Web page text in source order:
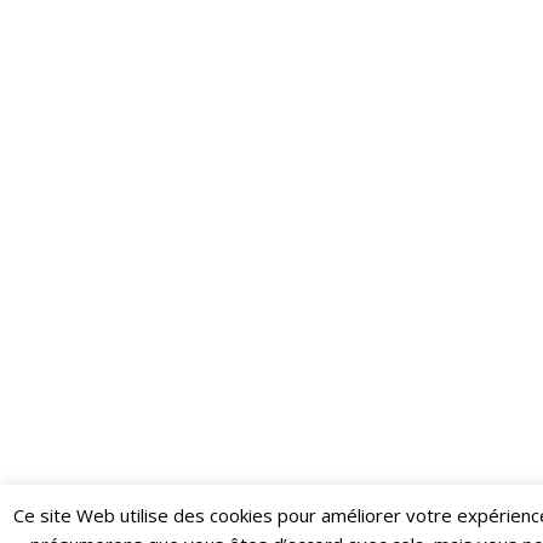
Restez informé·e des dernières actualités du Poing !
Ce site Web utilise des cookies pour améliorer votre